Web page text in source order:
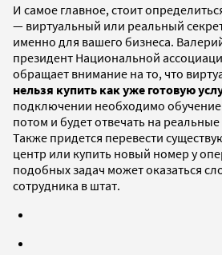
И самое главное, стоит
— виртуальный или реальный
именно для вашего бизнеса.
президент Национальной
обращает внимание на то, что
нельзя купить как уже готовую
подключении необходимо
потом и будет отвечать на
Также придется перевести
центр или купить новый номер у
подобных задач может оказаться
сотрудника в штат.